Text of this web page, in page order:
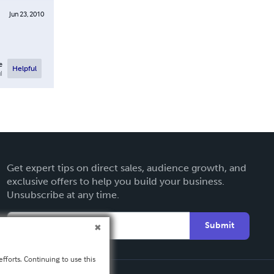
Jun 23, 2010
Helpful
Get expert tips on direct sales, audience growth, and
exclusive offers to help you build your business.
Unsubscribe at any time.
Submit
Continuing to use this